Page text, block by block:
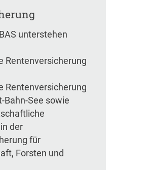
unterstehen
Rentenversicherung
Rentenversicherung
Bahn-See sowie
der
für
Forsten und